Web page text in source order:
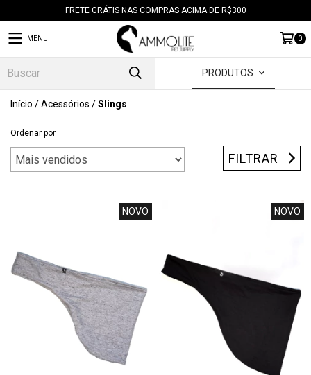
FRETE GRÁTIS NAS COMPRAS ACIMA DE R$300
MENU 0
PRODUTOS
Início /Acessórios /Slings
Ordenar por
FILTRAR
NOVO NOVO